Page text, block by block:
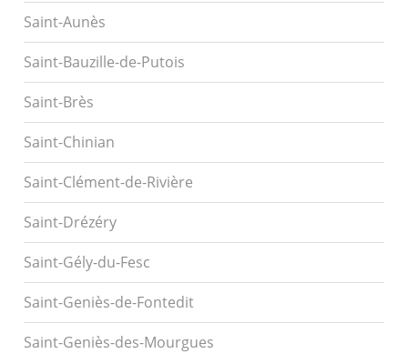
Saint-Aunès
Saint-Bauzille-de-Putois
Saint-Brès
Saint-Chinian
Saint-Clément-de-Rivière
Saint-Drézéry
Saint-Gély-du-Fesc
Saint-Geniès-de-Fontedit
Saint-Geniès-des-Mourgues